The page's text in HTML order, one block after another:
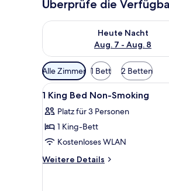
Überprüfe die
Heute Nacht
Aug. 7 - Aug. 8
Überprüfe die Verfügbarkeit
Verfügbare
Filter
für
Zimmer
Alle Zimmer 1 Bett 2 Betten
Alle
Fotos
für
1
King
Bed
7
1 King Bed Non-Smoking
Platz für 3 Personen
1 King-Bett
Kostenloses WLAN
Weitere Details
Weitere